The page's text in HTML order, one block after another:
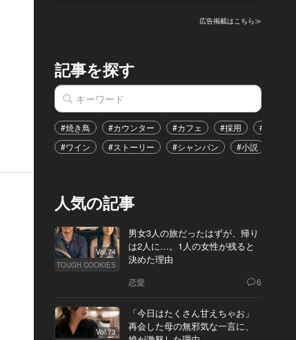
広告掲載はこちら≫
記事を探す
#焼き鳥 #カウンター #カフェ #採用
#恋愛
#ワイン
#ストーリー #シャンパン #小説
人気の記事
Vol.74
TOUGH COOKIES
男女3人の旅だったはずが、帰り
は2人に…。1人の女性が残ると
決めた理由
恋愛 6
Vol.73
「今日はたくさん甘えちゃお」
再会した母の無邪気な一言に、